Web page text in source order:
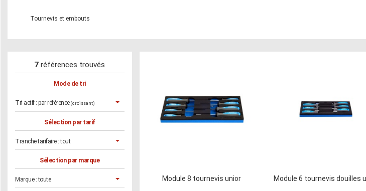
Tournevis et embouts
7 références trouvés
Mode de tri
Tri actif : par référence (croissant)
Sélection par tarif
Tranche tarifaire :tout
Sélection par marque
Marque :toute Module 8 tournevis unior Module 6 tournevis douilles